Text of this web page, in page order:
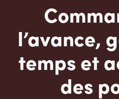
l’avance,
temps et
des